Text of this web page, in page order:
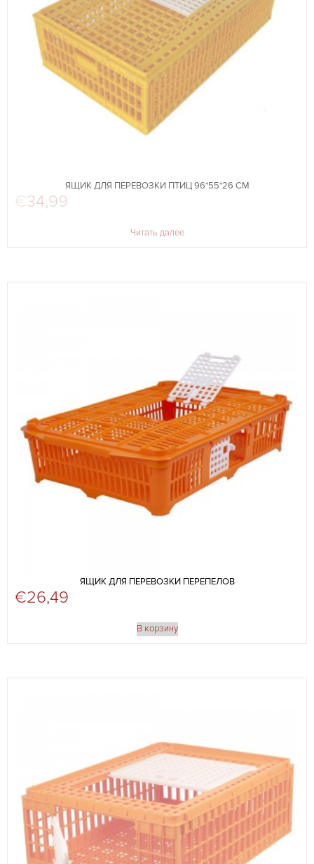
ЯЩИК ДЛЯ ПЕРЕВОЗКИ ПТИЦ 96*55*26 СМ
€34,99
Читать далее
ЯЩИК ДЛЯ ПЕРЕВОЗКИ ПЕРЕПЕЛОВ
€26,49
В корзину